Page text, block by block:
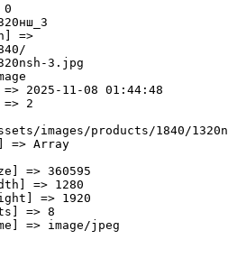
0
=>
3.jpg
2025-11-08 01:44:48
=> 2
images/products/1840/
=> Array
=> 360595
=> 1280
=> 1920
=> 8
=> image/jpeg